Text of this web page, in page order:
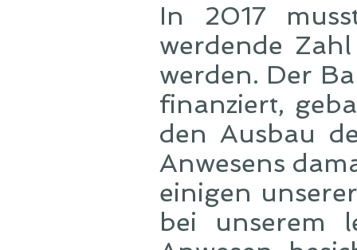
In 2017
werdende
werden. Der
finanziert,
den Ausbau
Anwesens
einigen
bei unserem